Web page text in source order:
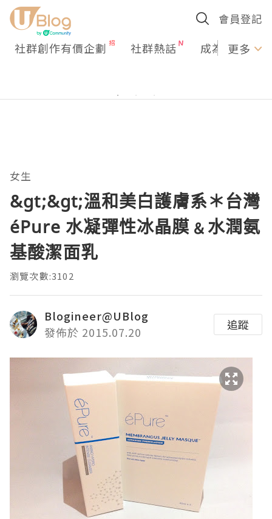
會員登記
社群創作有價企劃 社群熱話 成為U更多
女生
&gt;&gt;溫和美白護膚系＊台灣
éPure 水凝彈性冰晶膜﹠水潤氨
基酸潔面乳
瀏覽次數:3102
Blogineer@UBlog
發佈於 2015.07.20
追蹤